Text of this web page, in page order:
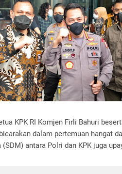
KPK RI Komjen Firli Bahuri
dalam pertemuan hangat
antara Polri dan KPK juga